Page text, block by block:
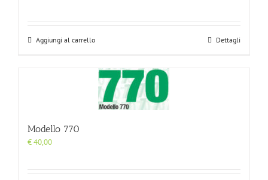
Aggiungi al carrello Dettagli
Modello 770
€40,00